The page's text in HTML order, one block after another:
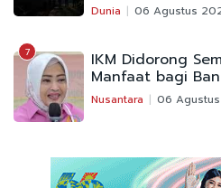
Dunia 06 Agustus
7 IKM Didorong
Manfaat bagi
Nusantara 06